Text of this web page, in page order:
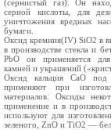
(сернистый газ). Он
серной кислоты, для
уничтожения вредных
бумаги.
Оксид кремния(IV) SiO2 в
в производстве стекла и
PbO он применяется для
камней и украшений
Оксид кальция СaO под
применяют при
материалов. Оксиды
применение и в
используют для
зеленого, ZnO и TiO2 —